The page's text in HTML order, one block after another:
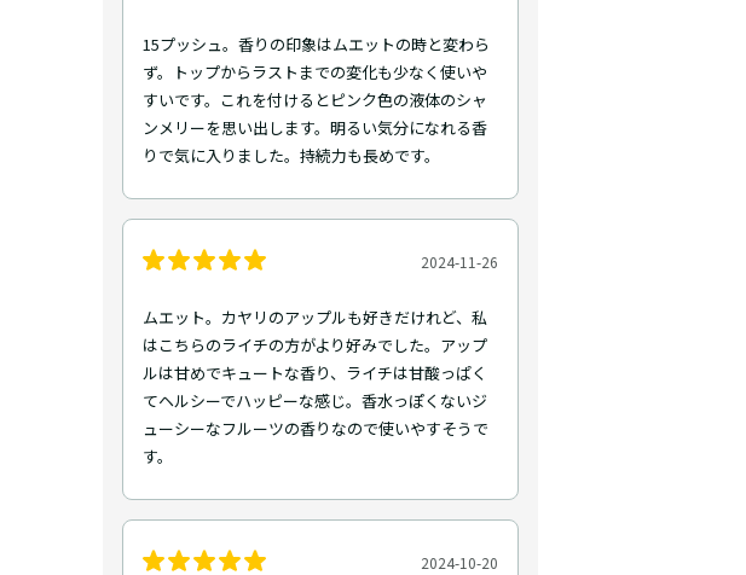
15プッシュ。香りの印象はムエットの時と変わら
ず。トップからラストまでの変化も少なく使いや
すいです。これを付けるとピンク色の液体のシャ
ンメリーを思い出します。明るい気分になれる香
りで気に入りました。持続力も長めです。
2024-11-26
ムエット。カヤリのアップルも好きだけれど、私
はこちらのライチの方がより好みでした。アップ
ルは甘めでキュートな香り、ライチは甘酸っぱく
てヘルシーでハッピーな感じ。香水っぽくないジ
ューシーなフルーツの香りなので使いやすそうで
す。
2024-10-20